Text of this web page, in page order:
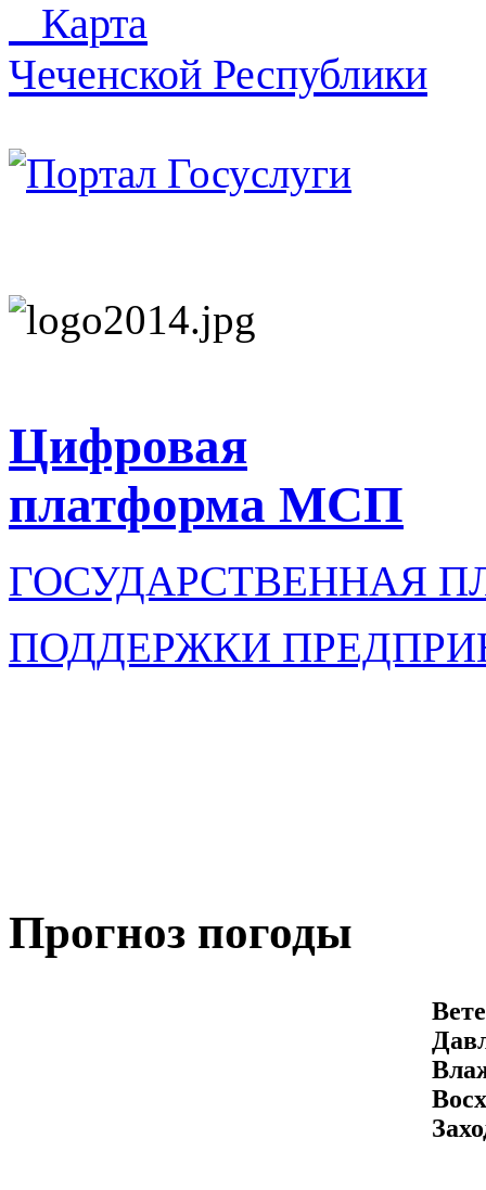
Карта
Чеченской Республики
Цифровая
платформа МСП
ГОСУДАРСТВЕННАЯ
ПОДДЕРЖКИ
Прогноз погоды